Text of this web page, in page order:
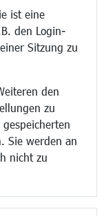
ist eine
den Login-
Sitzung zu
den
zu
Sie werden an
nicht zu